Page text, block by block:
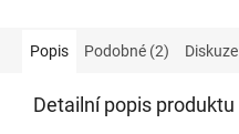
Popis Podobné (2) Diskuze
Detailní popis produktu